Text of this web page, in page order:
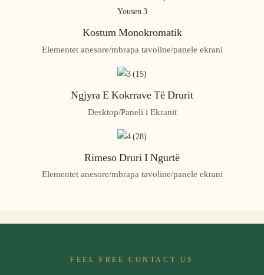
Kostum Monokromatik
Elementet anesore/mbrapa tavoline/panele ekrani
Ngjyra E Kokrrave Të Drurit
Desktop/Paneli i Ekranit
Rimeso Druri I Ngurtë
Elementet anesore/mbrapa tavoline/panele ekrani
FEEL FREE CONTACT US